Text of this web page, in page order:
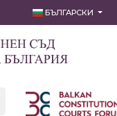
БЪЛГАРСКИ